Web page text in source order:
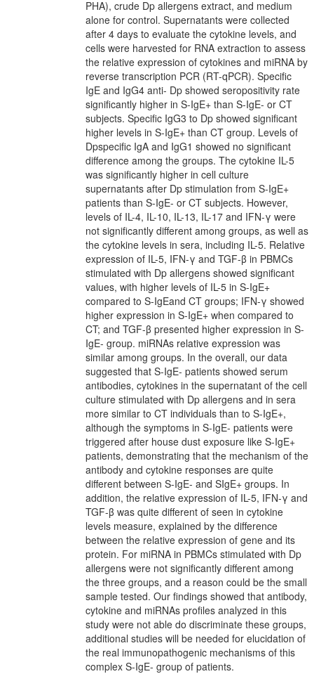
PHA), crude Dp allergens extract, and medium
alone for control. Supernatants were collected
after 4 days to evaluate the cytokine levels, and
cells were harvested for RNA extraction to assess
the relative expression of cytokines and miRNA by
reverse transcription PCR (RT-qPCR). Specific
IgE and IgG4 anti- Dp showed seropositivity rate
significantly higher in S-IgE+ than S-IgE- or CT
subjects. Specific IgG3 to Dp showed significant
higher levels in S-IgE+ than CT group. Levels of
Dpspecific IgA and IgG1 showed no significant
difference among the groups. The cytokine IL-5
was significantly higher in cell culture
supernatants after Dp stimulation from S-IgE+
patients than S-IgE- or CT subjects. However,
levels of IL-4, IL-10, IL-13, IL-17 and IFN-γ were
not significantly different among groups, as well as
the cytokine levels in sera, including IL-5. Relative
expression of IL-5, IFN-γ and TGF-β in PBMCs
stimulated with Dp allergens showed significant
values, with higher levels of IL-5 in S-IgE+
compared to S-IgEand CT groups; IFN-γ showed
higher expression in S-IgE+ when compared to
CT; and TGF-β presented higher expression in S-
IgE- group. miRNAs relative expression was
similar among groups. In the overall, our data
suggested that S-IgE- patients showed serum
antibodies, cytokines in the supernatant of the cell
culture stimulated with Dp allergens and in sera
more similar to CT individuals than to S-IgE+,
although the symptoms in S-IgE- patients were
triggered after house dust exposure like S-IgE+
patients, demonstrating that the mechanism of the
antibody and cytokine responses are quite
different between S-IgE- and SIgE+ groups. In
addition, the relative expression of IL-5, IFN-γ and
TGF-β was quite different of seen in cytokine
levels measure, explained by the difference
between the relative expression of gene and its
protein. For miRNA in PBMCs stimulated with Dp
allergens were not significantly different among
the three groups, and a reason could be the small
sample tested. Our findings showed that antibody,
cytokine and miRNAs profiles analyzed in this
study were not able do discriminate these groups,
additional studies will be needed for elucidation of
the real immunopathogenic mechanisms of this
complex S-IgE- group of patients.